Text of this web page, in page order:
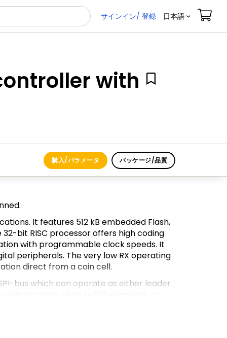
サインイン/ 登録 日本語
with
購入/パラメータ パッケージ/品質
It features 512 kB embedded Flash,
32-bit RISC processor offers high coding
with programmable clock speeds. It
peripherals. The very low RX operating
direct from a coin cell.
bus which can operate as either leader